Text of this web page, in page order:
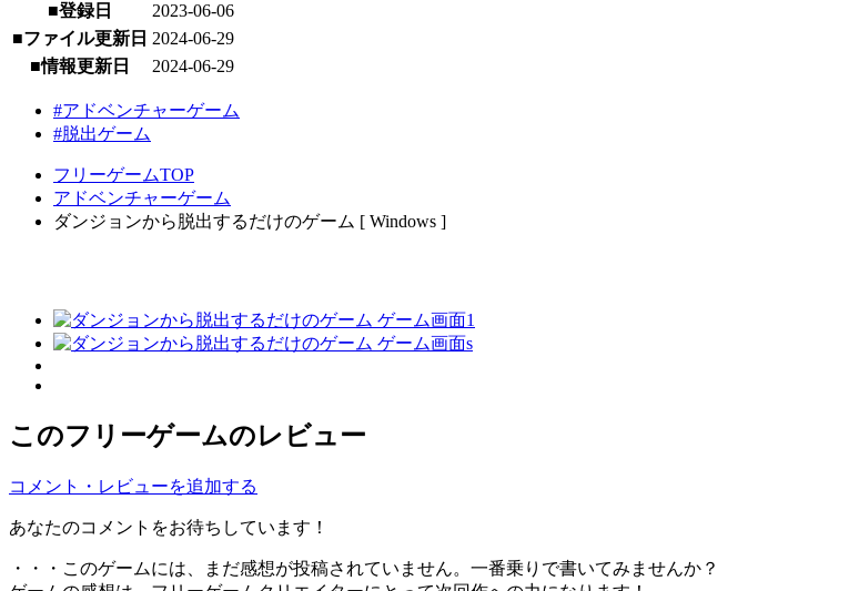
■登録日
2023-06-06
■ファイル更新日 2024-06-29
■情報更新日
2024-06-29
#アドベンチャーゲーム
#脱出ゲーム
フリーゲームTOP
アドベンチャーゲーム
ダンジョンから脱出するだけのゲーム [ Windows ]
このフリーゲームのレビュー
コメント・レビューを追加する
あなたのコメントをお待ちしています！
・・・このゲームには、まだ感想が投稿されていません。一番乗りで書いてみませんか？